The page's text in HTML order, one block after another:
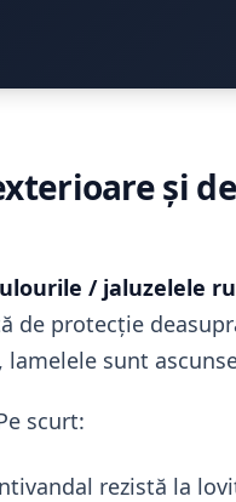
și
/ jaluzelele
de protecție
sunt
scurt:
rezistă la